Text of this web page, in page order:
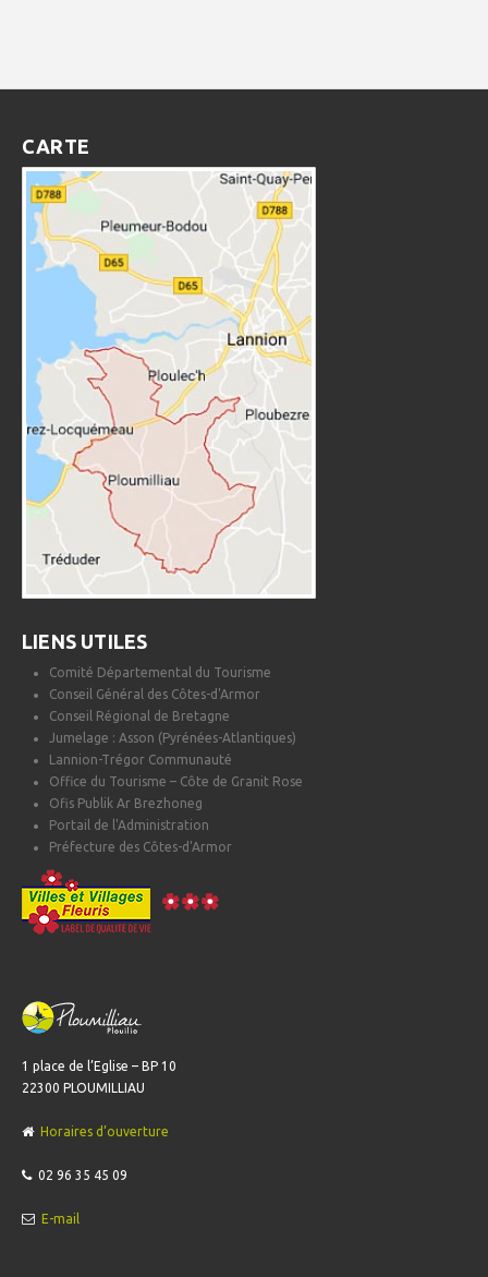
CARTE
LIENS UTILES
Comité Départemental du Tourisme
Conseil Général des Côtes-d'Armor
Conseil Régional de Bretagne
Jumelage : Asson (Pyrénées-Atlantiques)
Lannion-Trégor Communauté
Office du Tourisme – Côte de Granit Rose
Ofis Publik Ar Brezhoneg
Portail de l'Administration
Préfecture des Côtes-d'Armor
1 place de l’Eglise – BP 10
22300 PLOUMILLIAU
Horaires d’ouverture
02 96 35 45 09
E-mail